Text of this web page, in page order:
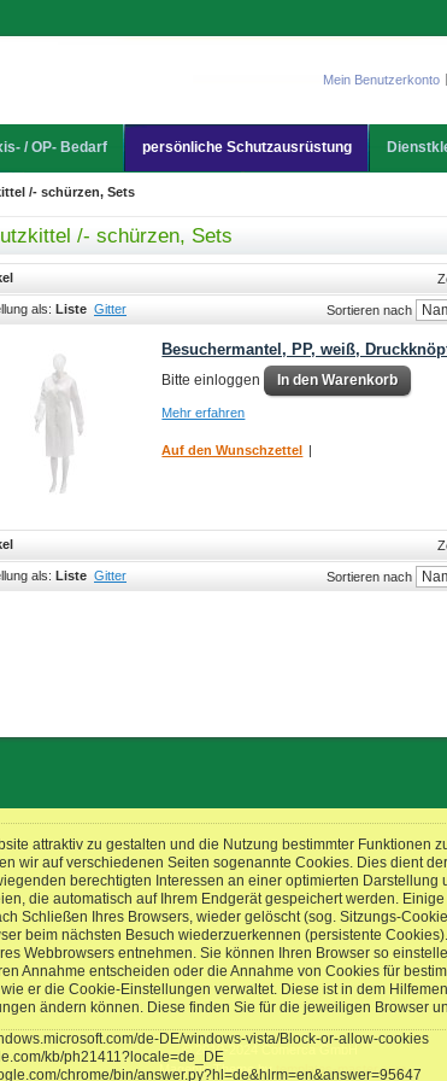
Mein Benutzerkonto
/ OP- Bedarf persönliche Schutzausrüstung
/- schürzen, Sets
/- schürzen, Sets
als: Liste Gitter Sortieren nach
Besuchermantel, PP, weiß,
Bitte einloggen In den Warenkorb
Mehr erfahren
Auf den Wunschzettel |
als: Liste Gitter Sortieren nach
© 2010-2024 Comerca GmbH
Magento Theme bytemplates-master.com
attraktiv zu gestalten und die Nutzung bestimmter Funktionen
wir auf verschiedenen Seiten sogenannte Cookies. Dies dient
berechtigten Interessen an einer optimierten Darstellung
die automatisch auf Ihrem Endgerät gespeichert werden.
Schließen Ihres Browsers, wieder gelöscht (sog. Sitzungs-
beim nächsten Besuch wiederzuerkennen (persistente
Webbrowsers entnehmen. Sie können Ihren Browser so
Annahme entscheiden oder die Annahme von Cookies für
er die Cookie-Einstellungen verwaltet. Diese ist in dem
ändern können. Diese finden Sie für die jeweiligen Browser
de-DE/windows-vista/Block-or-allow-cookies
kb/ph21411?locale=de_DE
chrome/bin/answer.py?hl=de&hlrm=en&answer=95647